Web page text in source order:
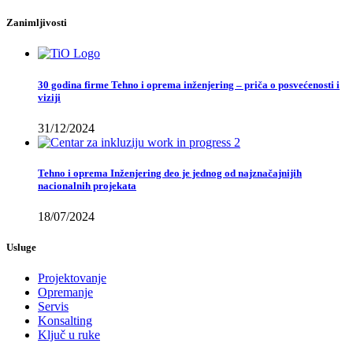
Zanimljivosti
30 godina firme Tehno i oprema inženjering – priča o posvećenosti i
viziji
31/12/2024
Tehno i oprema Inženjering deo je jednog od najznačajnijih
nacionalnih projekata
18/07/2024
Usluge
Projektovanje
Opremanje
Servis
Konsalting
Ključ u ruke